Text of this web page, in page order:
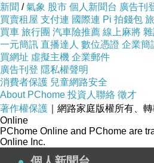
新聞 /氣象 股市 個人新聞台 廣告刊
買賣租屋 支付連 國際連 Pi 拍錢包
買車 旅行團 汽車險推薦 線上麻將
一元簡訊 直播達人 數位憑證 企業簡
買網址 虛擬主機 企業郵件
廣告刊登 隱私權聲明
消費者保護 兒童網路安全
About PChome 投資人聯絡 徵才
著作權保護 ｜網路家庭版權所有、
Online
PChome Online and PChome are
Online Inc.